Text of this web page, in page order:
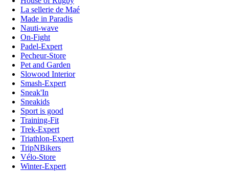
La sellerie de Maé
Made in Paradis
Nauti-wave
On-Fight
Padel-Expert
Pecheur-Store
Pet and Garden
Slowood Interior
Smash-Expert
Sneak'In
Sneakids
Sport is good
Training-Fit
Trek-Expert
Triathlon-Expert
TripNBikers
Vélo-Store
Winter-Expert